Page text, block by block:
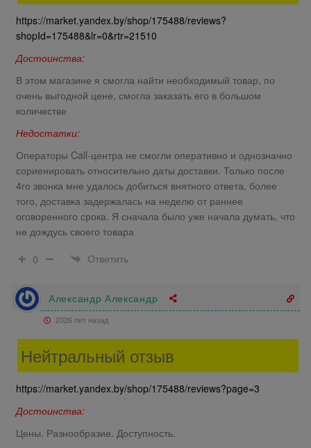
https://market.yandex.by/shop/175488/reviews?
shopId=175488&lr=0&rtr=21510
Достоинства:
В этом магазине я смогла найти необходимый товар, по
очень выгодной цене, смогла заказать его в большом
количестве
Недостатки:
Операторы Call-центра не смогли оперативно и однозначно
сориенировать относительно даты доставки. Только после
4го звонка мне удалось добиться внятного ответа, более
того, доставка задержалась на неделю от раннее
оговоренного срока. Я сначала было уже начала думать, что
не дождусь своего товара
0
Ответить
Александр Александр
2026 лет назад
Нейтральный отзыв
https://market.yandex.by/shop/175488/reviews?page=3
Достоинства:
Цены. Разнообразие. Доступность.